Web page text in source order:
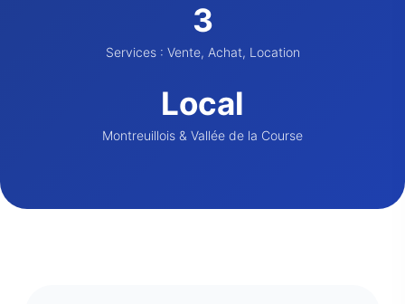
3
Services : Vente, Achat, Location
Local
Montreuillois & Vallée de la Course